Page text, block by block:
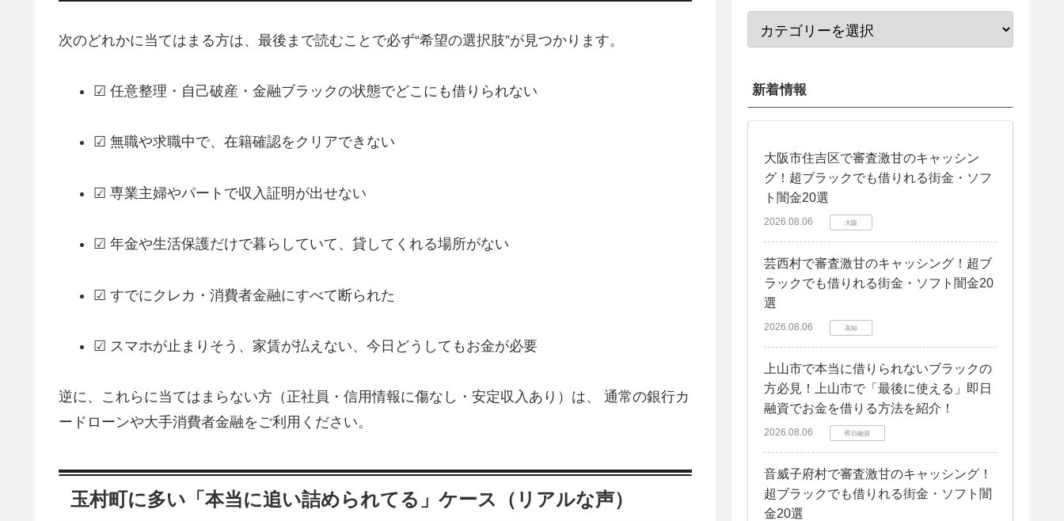
次のどれかに当てはまる方は、最後まで読むことで必ず“希望の選択肢”が見つかります。
☑ 任意整理・自己破産・金融ブラックの状態でどこにも借りられない
☑ 無職や求職中で、在籍確認をクリアできない
☑ 専業主婦やパートで収入証明が出せない
☑ 年金や生活保護だけで暮らしていて、貸してくれる場所がない
☑ すでにクレカ・消費者金融にすべて断られた
☑ スマホが止まりそう、家賃が払えない、今日どうしてもお金が必要
逆に、これらに当てはまらない方（正社員・信用情報に傷なし・安定収入あり）は、 通常の銀行カ
ードローンや大手消費者金融をご利用ください。
玉村町に多い「本当に追い詰められてる」ケース（リアルな声）
新着情報
大阪市住吉区で審査激甘のキャッシン
グ！超ブラックでも借りれる街金・ソフ
ト闇金20選
2026.08.06 大阪
芸西村で審査激甘のキャッシング！超ブ
ラックでも借りれる街金・ソフト闇金20
選
2026.08.06 高知
上山市で本当に借りられないブラックの
方必見！上山市で「最後に使える」即日
融資でお金を借りる方法を紹介！
2026.08.06 即日融資
音威子府村で審査激甘のキャッシング！
超ブラックでも借りれる街金・ソフト闇
金20選